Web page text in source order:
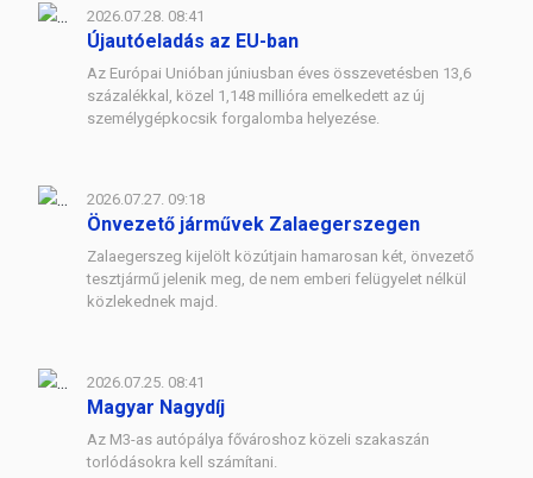
2026.07.28. 08:41
Újautóeladás az EU-ban
Az Európai Unióban júniusban éves összevetésben 13,6
százalékkal, közel 1,148 millióra emelkedett az új
személygépkocsik forgalomba helyezése.
2026.07.27. 09:18
Önvezető járművek Zalaegerszegen
Zalaegerszeg kijelölt közútjain hamarosan két, önvezető
tesztjármű jelenik meg, de nem emberi felügyelet nélkül
közlekednek majd.
2026.07.25. 08:41
Magyar Nagydíj
Az M3-as autópálya fővároshoz közeli szakaszán
torlódásokra kell számítani.